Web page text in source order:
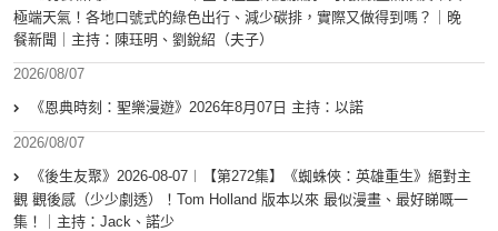
極端天氣！各地口號式的綠色出行、減少碳排，實際又做得到嗎？｜晚
餐新聞｜主持：陳珏明、劉銳紹（夫子）
2026/08/07
《恩典時刻：聖樂漫遊》2026年8月07日 主持：以諾
2026/08/07
《後生友聚》2026-08-07︱【第272集】《蜘蛛俠：英雄重生》絕對主
觀 觀後感（少少劇透）！Tom Holland 版本以來 最似漫畫、最好睇嘅一
集！｜主持：Jack、諾少